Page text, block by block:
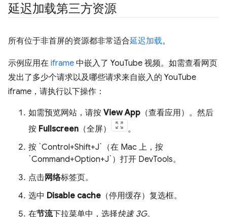
延迟加载第三方资源
所有位于非首屏的资源都非常适合延迟加载。
示例应用在 iframe 中嵌入了 YouTube 视频。如需查看网页
发出了多少个请求以及哪些请求来自嵌入的 YouTube
iframe，请执行以下操作：
如需预览网站，请按 View App （查看应用）。然后
按 Fullscreen （全屏）
。
按 `Control+Shift+J`（在 Mac 上，按
`Command+Option+J`）打开 DevTools。
点击网络标签页。
选中 Disable cache （停用缓存）复选框。
在节流下拉菜单中，选择快速 3G。